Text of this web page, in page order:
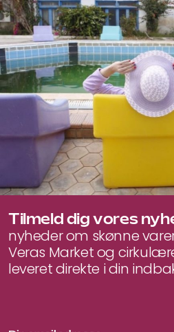
Tilmeld dig vores
nyheder om skønne
Veras Market og
leveret direkte i din